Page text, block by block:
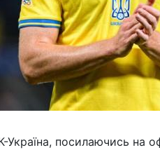
посилаючись на